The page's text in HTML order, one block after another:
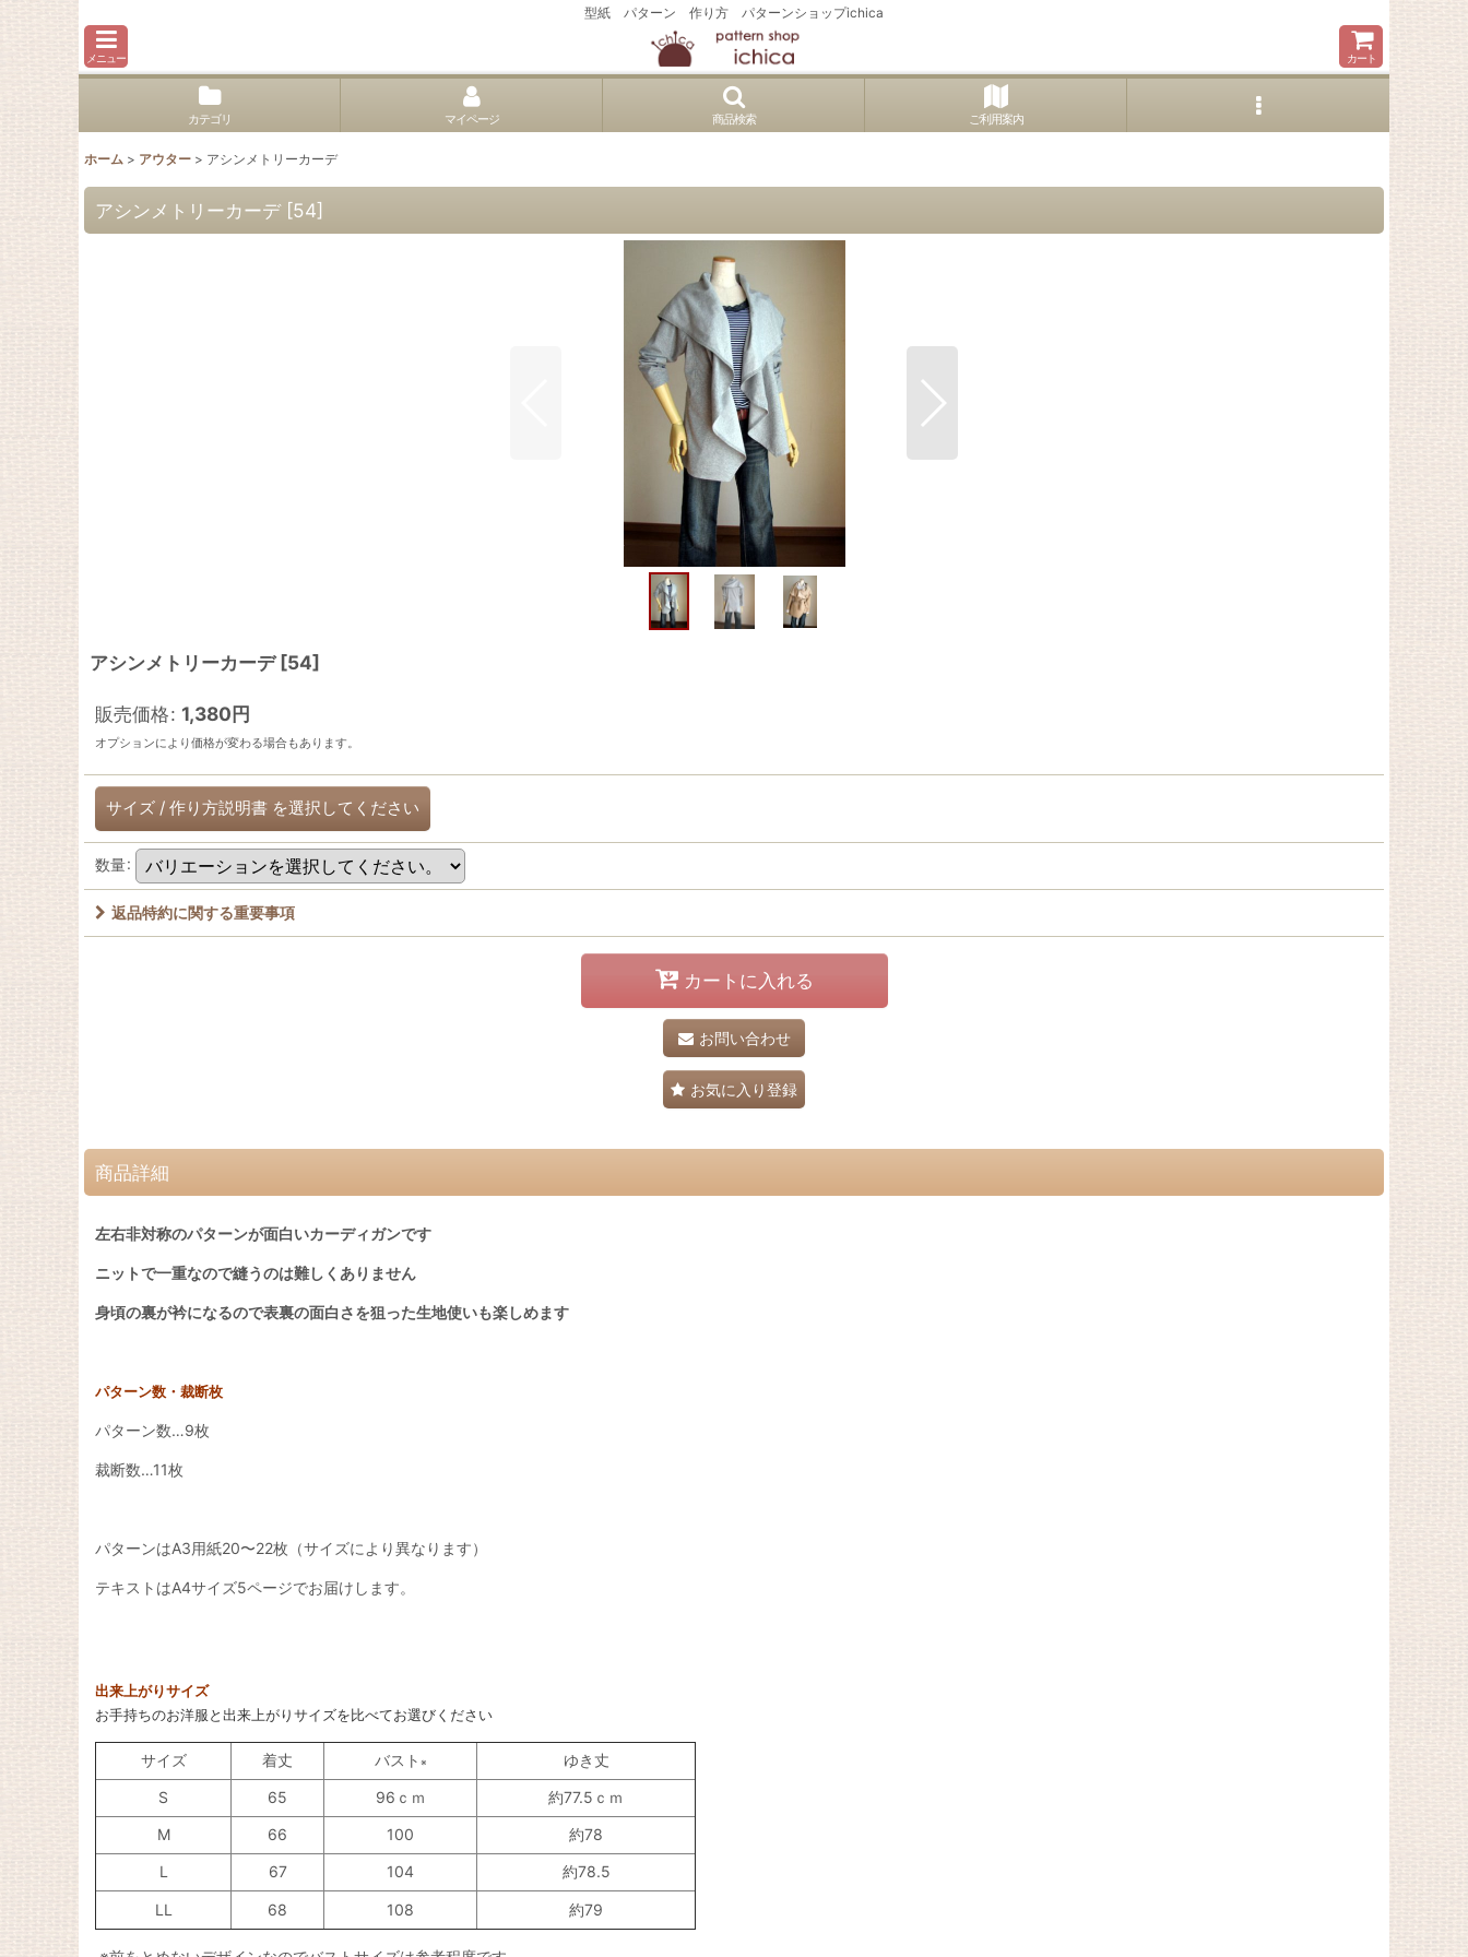
型紙 パターン 作り方 パターンショップichica
メニュー カート
カテゴリ マイページ 商品検索 ご利用案内
ホーム > アウター > アシンメトリーカーデ
アシンメトリーカーデ [54]
アシンメトリーカーデ [54]
販売価格: 1,380円
オプションにより価格が変わる場合もあります。
サイズ / 作り方説明書 を選択してください
数量:
返品特約に関する重要事項
カートに入れる
お問い合わせ
お気に入り登録
商品詳細
左右非対称のパターンが面白いカーディガンです
ニットで一重なので縫うのは難しくありません
身頃の裏が衿になるので表裏の面白さを狙った生地使いも楽しめます
パターン数・裁断枚
パターン数…9枚
裁断数…11枚
パターンはA3用紙20〜22枚（サイズにより異なります）
テキストはA4サイズ5ページでお届けします。
出来上がりサイズ
お手持ちのお洋服と出来上がりサイズを比べてお選びください
サイズ 着丈 バスト ※
ゆき丈
S
65 96ｃｍ
約77.5ｃｍ
M
66 100
約78
L
67 104 約78.5
LL 68 108 約79